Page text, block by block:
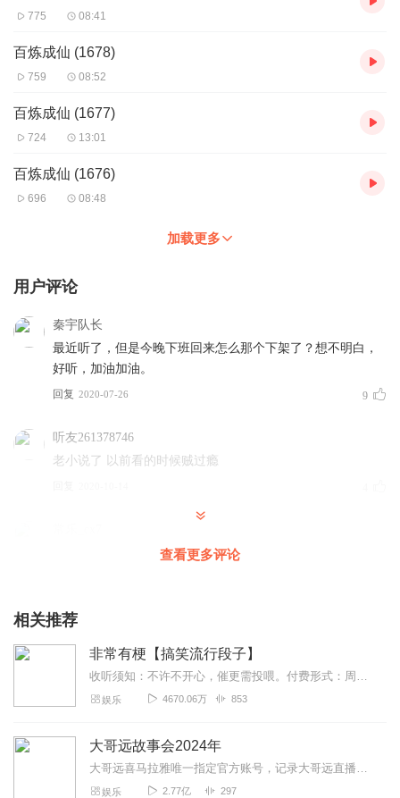
775 08:41
百炼成仙 (1678)
759 08:52
百炼成仙 (1677)
724 13:01
百炼成仙 (1676)
696 08:48
加载更多
用户评论
秦宇队长
最近听了，但是今晚下班回来怎么那个下架了？想不明白，
好听，加油加油。
回复 2020-07-26 9
听友261378746
老小说了 以前看的时候贼过瘾
那位朋友有权力能把章节顺一下，小说好听，感谢主播的用
1508357rbgg
章节有些乱。每一个免费主播都值得五星
听友371842174
查看更多评论
相关推荐
非常有梗【搞笑流行段子】
收听须知：不许不开心，催更需投喂。付费形式：周一付费更新，周四免费更新。不定期加更。会员免费听，或单期2.99元订购听（二选一即可）！本节目由喜马拉雅独家出品说...
娱乐 4670.06万 853
大哥远故事会2024年
大哥远喜马拉雅唯一指定官方账号，记录大哥远直播时讲述每段故事会，用最接地气的东北话带你身临其境走进每一段故事会，你笑了就行，不要纠结故事的真实性。故事消失的就是...
娱乐 2.77亿 297